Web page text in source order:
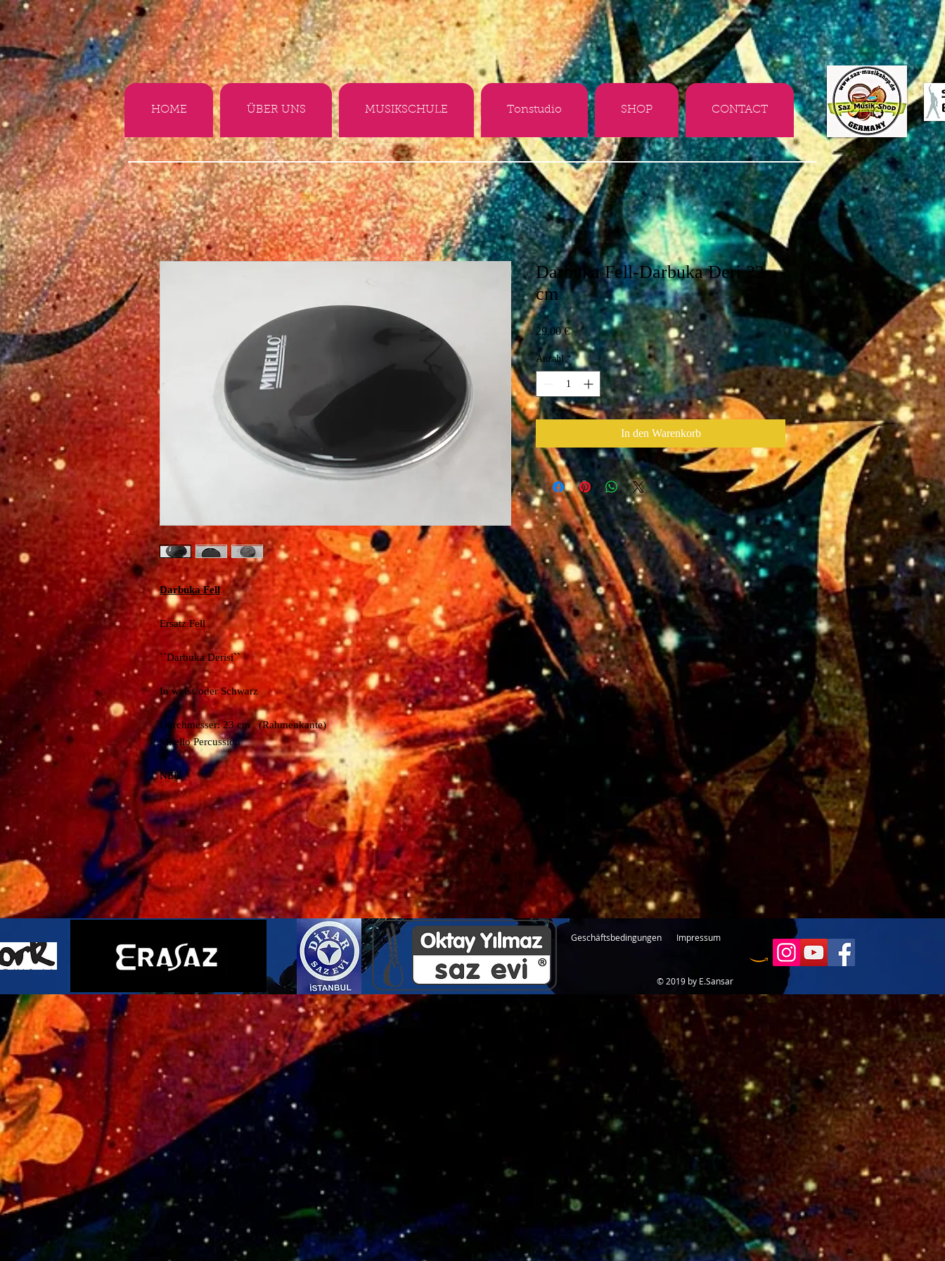
HOME ÜBER UNS MUSIKSCHULE Tonstudio SHOP CONTACT
Darbuka Fell
Ersatz Fell
``Darbuka Derisi``
In weiss oder Schwarz
Durchmesser: 23 cm (Rahmenkante)
Mitello Percussion
NEU
Darbuka Fell-Darbuka Deri 22
cm
29,00 €Preis
Anzahl *
In den Warenkorb
Geschäftsbedingungen Impressum
© 2019 by E.Sansar